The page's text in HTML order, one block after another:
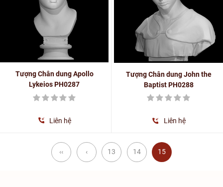
Tượng Chân dung Apollo
Lykeios PH0287
Liên hệ
Tượng Chân dung John the
Baptist PH0288
Liên hệ
‹‹ ‹ 13 14 15